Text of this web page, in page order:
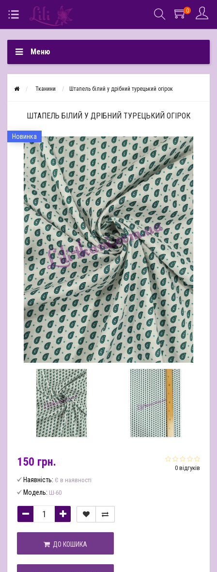
0
Меню
Тканини Штапель білий у дрібний турецький огірок
ШТАПЕЛЬ БІЛИЙ У ДРІБНИЙ ТУРЕЦЬКИЙ ОГІРОК
Новинка
0 відгуків
150 грн.
Наявність: Є в наявності
Модель: Ш-60
ДО КОШИКА